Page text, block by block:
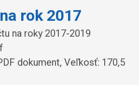
rok 2017
na roky 2017-2019
dokument, Veľkosť: 170,5